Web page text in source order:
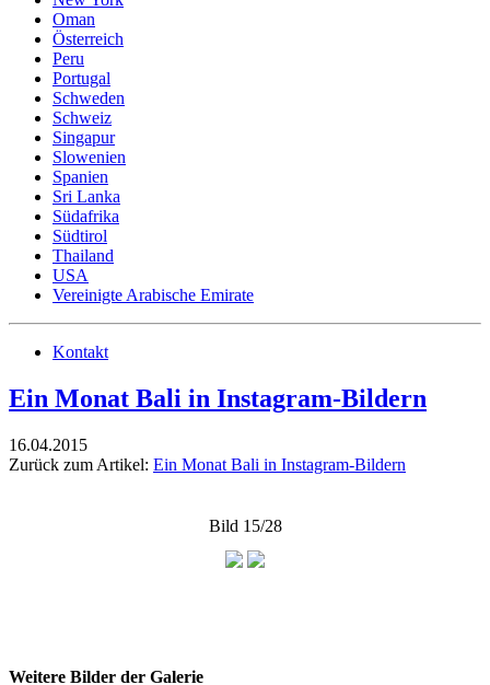
Oman
Österreich
Peru
Portugal
Schweden
Schweiz
Singapur
Slowenien
Spanien
Sri Lanka
Südafrika
Südtirol
Thailand
USA
Vereinigte Arabische Emirate
Kontakt
Ein Monat Bali in Instagram-Bildern
16.04.2015
Zurück zum Artikel: Ein Monat Bali in Instagram-Bildern
Bild 15/28
Weitere Bilder der Galerie